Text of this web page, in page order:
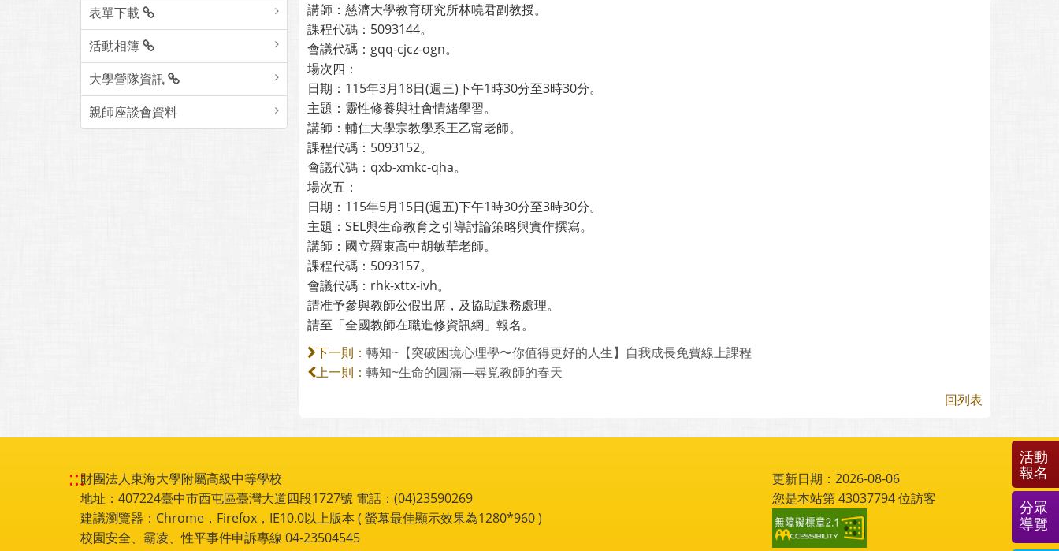
表單下載
活動相簿
大學營隊資訊
親師座談會資料
講師：慈濟大學教育研究所林曉君副教授。
課程代碼：5093144。
會議代碼：gqq-cjcz-ogn。
場次四：
日期：115年3月18日(週三)下午1時30分至3時30分。
主題：靈性修養與社會情緒學習。
講師：輔仁大學宗教學系王乙甯老師。
課程代碼：5093152。
會議代碼：qxb-xmkc-qha。
場次五：
日期：115年5月15日(週五)下午1時30分至3時30分。
主題：SEL與生命教育之引導討論策略與實作撰寫。
講師：國立羅東高中胡敏華老師。
課程代碼：5093157。
會議代碼：rhk-xttx-ivh。
請准予參與教師公假出席，及協助課務處理。
請至「全國教師在職進修資訊網」報名。
下一則： 轉知~【突破困境心理學〜你值得更好的人生】自我成長免費線上課程
上一則： 轉知~生命的圓滿—尋覓教師的春天
回列表
:::財團法人東海大學附屬高級中等學校
地址：407224臺中市西屯區臺灣大道四段1727號 電話：(04)23590269
建議瀏覽器：Chrome，Firefox，IE10.0以上版本 ( 螢幕最佳顯示效果為1280*960 )
校園安全、霸凌、性平事件申訴專線 04-23504545
更新日期：2026-08-06
您是本站第43037794位訪客
活動
報名
分眾
導覽